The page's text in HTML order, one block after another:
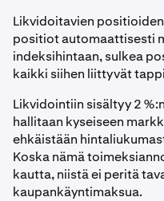
Likvidoitavien
positiot automaattisesti
indeksihintaan, sulkea
kaikki siihen liittyvät
Likvidointiin sisältyy 2
hallitaan kyseiseen
ehkäistään
Koska nämä
kautta, niistä ei peritä
kaupankäyntimaksua.